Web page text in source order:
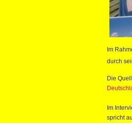
Im
durch
Die
Im
spricht